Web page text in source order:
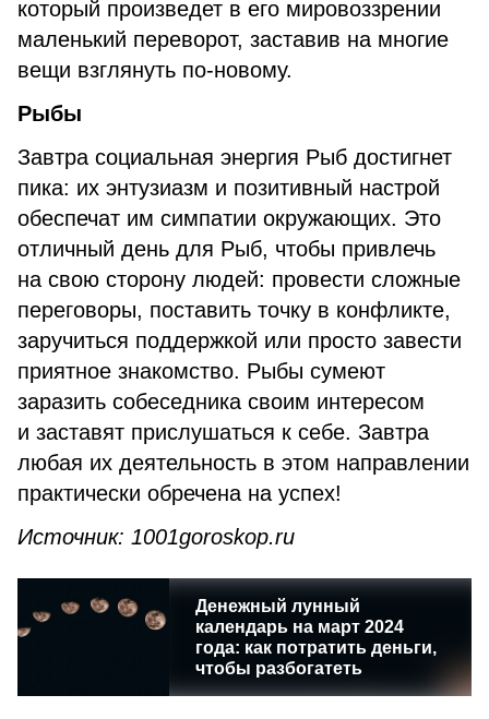
который произведет в его мировоззрении
маленький переворот, заставив на многие
вещи взглянуть по-новому.
Рыбы
Завтра социальная энергия Рыб достигнет
пика: их энтузиазм и позитивный настрой
обеспечат им симпатии окружающих. Это
отличный день для Рыб, чтобы привлечь
на свою сторону людей: провести сложные
переговоры, поставить точку в конфликте,
заручиться поддержкой или просто завести
приятное знакомство. Рыбы сумеют
заразить собеседника своим интересом
и заставят прислушаться к себе. Завтра
любая их деятельность в этом направлении
практически обречена на успех!
Источник: 1001goroskop.ru
Денежный лунный
календарь на март 2024
года: как потратить деньги,
чтобы разбогатеть